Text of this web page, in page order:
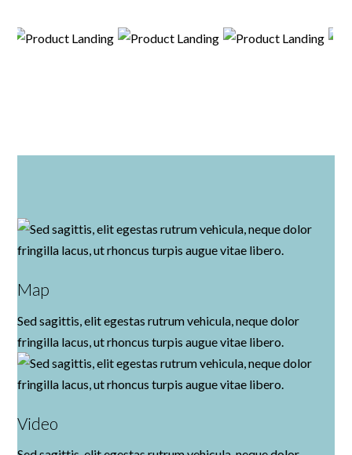
Map
Sed sagittis, elit egestas rutrum vehicula, neque dolor
fringilla lacus, ut rhoncus turpis augue vitae libero.
Video